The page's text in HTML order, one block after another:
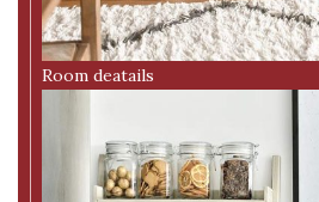
Room deatails